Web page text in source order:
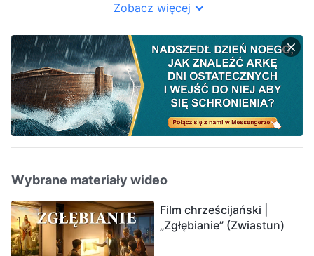
Zobacz więcej
Wybrane materiały wideo
Film chrześcijański |
„Zgłębianie” (Zwiastun)